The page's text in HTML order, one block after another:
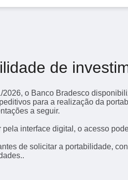
de
2026, o Banco Bradesco
para a realização da
a seguir.
pela interface digital, o acesso
de solicitar a portabilidade,